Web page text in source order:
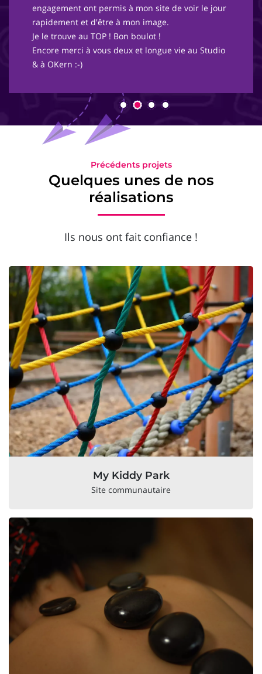
engagement ont permis à mon site de voir le jour
rapidement et d'être à mon image.
Je le trouve au TOP ! Bon boulot !
Encore merci à vous deux et longue vie au Studio
& à OKern :-)
Précédents projets
Quelques unes de nos
réalisations
Ils nous ont fait confiance !
My Kiddy Park
Site communautaire